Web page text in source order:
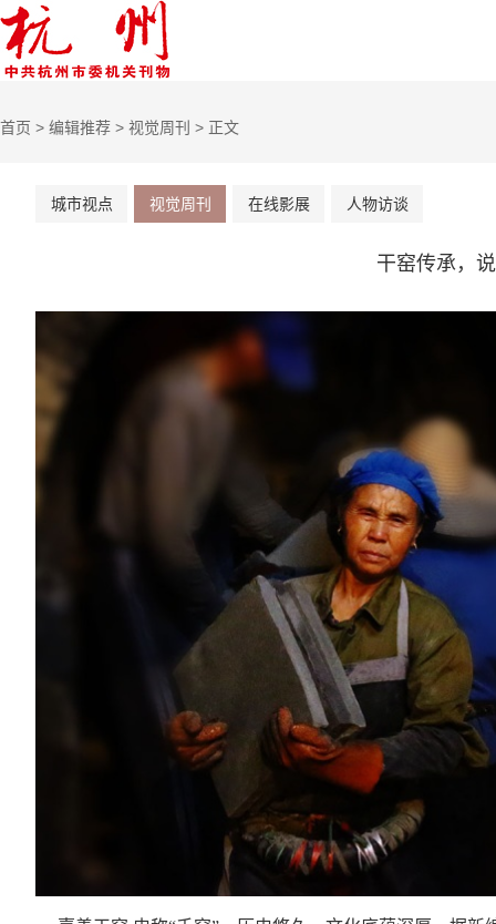
首页 > 编辑推荐 > 视觉周刊 > 正文
城市视点 视觉周刊 在线影展 人物访谈
干窑传承，